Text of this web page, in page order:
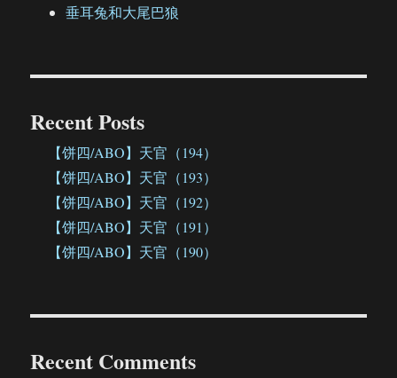
垂耳兔和大尾巴狼
Recent Posts
【饼四/ABO】天官（194）
【饼四/ABO】天官（193）
【饼四/ABO】天官（192）
【饼四/ABO】天官（191）
【饼四/ABO】天官（190）
Recent Comments